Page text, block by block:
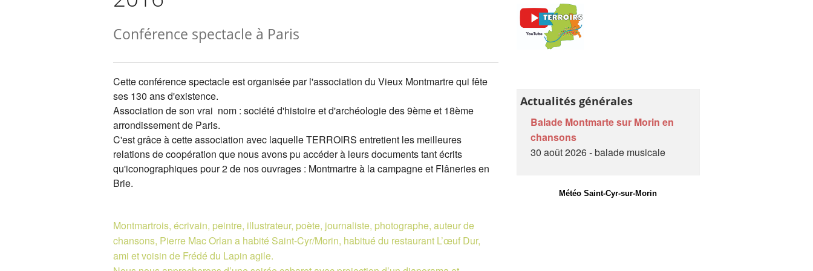
Papillons de jour en Brie des Morin
A l'école de nos campagnes
Recherche nom dans le livre et/ou le cahier
A venir...
Petites écoles villageoises de la Brie
Conférence spectacle à Paris
Cette conférence spectacle est organisée par l'association du Vieux Montmartre qui fête
ses 130 ans d'existence.
Association de son vrai nom : société d'histoire et d'archéologie des 9ème et 18ème
arrondissement de Paris.
C'est grâce à cette association avec laquelle TERROIRS entretient les meilleures
relations de coopération que nous avons pu accéder à leurs documents tant écrits
qu'iconographiques pour 2 de nos ouvrages : Montmartre à la campagne et Flâneries en
Brie.
Montmartrois, écrivain, peintre, illustrateur, poète, journaliste, photographe, auteur de
chansons, Pierre Mac Orlan a habité Saint-Cyr/Morin, habitué du restaurant L’œuf Dur,
ami et voisin de Frédé du Lapin agile.
Actualités générales
Balade Montmarte sur Morin en
chansons
30 août 2026 - balade musicale
Météo Saint-Cyr-sur-Morin